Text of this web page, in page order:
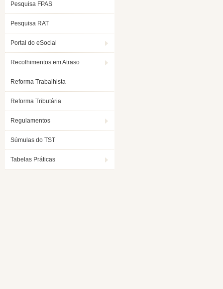
Pesquisa FPAS
Pesquisa RAT
Portal do eSocial
Recolhimentos em Atraso
Reforma Trabalhista
Reforma Tributária
Regulamentos
Súmulas do TST
Tabelas Práticas